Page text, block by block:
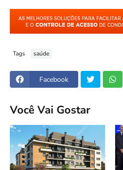
Tags saúde
Facebook
Você Vai Gostar